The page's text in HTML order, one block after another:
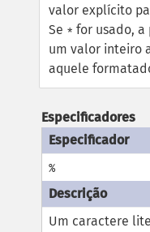
valor explícito
Se * for usado, a
um valor inteiro
aquele
Especificadores
%
Um caractere